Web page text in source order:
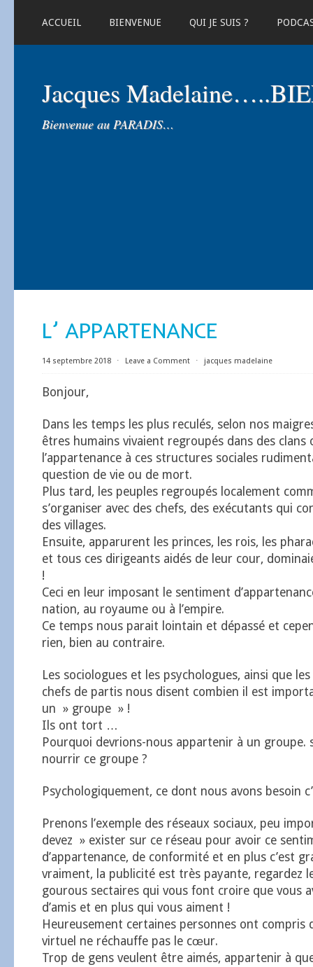
ACCUEIL BIENVENUE QUI JE SUIS ?
Jacques
Bienvenue au PARADIS…
L’ APPARTENANCE
14 septembre 2018 ⋅ Leave a Comment ⋅ jacques madelaine
Bonjour,
Dans les temps les plus reculés, selon nos
êtres humains vivaient regroupés dans des
l’appartenance à ces structures sociales
question de vie ou de mort.
Plus tard, les peuples regroupés localement
s’organiser avec des chefs, des exécutants qui
des villages.
Ensuite, apparurent les princes, les rois, les
et tous ces dirigeants aidés de leur cour,
!
Ceci en leur imposant le sentiment
nation, au royaume ou à l’empire.
Ce temps nous parait lointain et dépassé et
rien, bien au contraire.
Les sociologues et les psychologues, ainsi que
chefs de partis nous disent combien il est
un » groupe » !
Ils ont tort …
Pourquoi devrions-nous appartenir à un groupe.
nourrir ce groupe ?
Psychologiquement, ce dont nous avons besoin
Prenons l’exemple des réseaux sociaux, peu
devez » exister sur ce réseau pour avoir ce
d’appartenance, de conformité et en plus c’est
vraiment, la publicité est très payante, regardez
gourous sectaires qui vous font croire que vous
d’amis et en plus qui vous aiment !
Heureusement certaines personnes ont compris
virtuel ne réchauffe pas le cœur.
Trop de gens veulent être aimés, appartenir à